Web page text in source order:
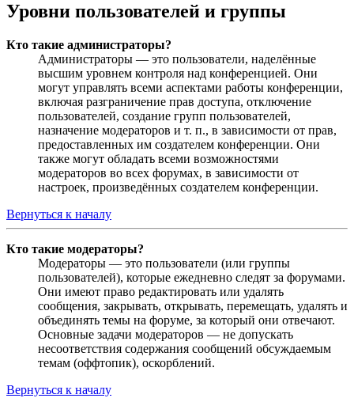
Уровни пользователей и группы
Кто такие администраторы?
Администраторы — это пользователи, наделённые
высшим уровнем контроля над конференцией. Они
могут управлять всеми аспектами работы конференции,
включая разграничение прав доступа, отключение
пользователей, создание групп пользователей,
назначение модераторов и т. п., в зависимости от прав,
предоставленных им создателем конференции. Они
также могут обладать всеми возможностями
модераторов во всех форумах, в зависимости от
настроек, произведённых создателем конференции.
Вернуться к началу
Кто такие модераторы?
Модераторы — это пользователи (или группы
пользователей), которые ежедневно следят за форумами.
Они имеют право редактировать или удалять
сообщения, закрывать, открывать, перемещать, удалять и
объединять темы на форуме, за который они отвечают.
Основные задачи модераторов — не допускать
несоответствия содержания сообщений обсуждаемым
темам (оффтопик), оскорблений.
Вернуться к началу